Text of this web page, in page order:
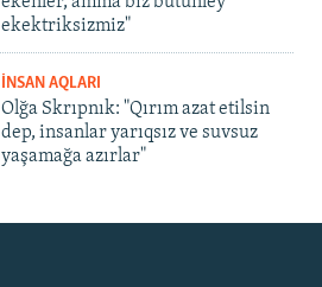
ekektriksizmiz"
İNSAN AQLARI
Olğa Skrıpnık: "Qırım azat etilsin
dep, insanlar yarıqsız ve suvsuz
yaşamağa azırlar"